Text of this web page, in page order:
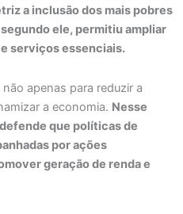
a inclusão dos mais pobres
ele, permitiu ampliar
serviços essenciais.
apenas para reduzir a
a economia. Nesse
que políticas de
por ações
geração de renda e